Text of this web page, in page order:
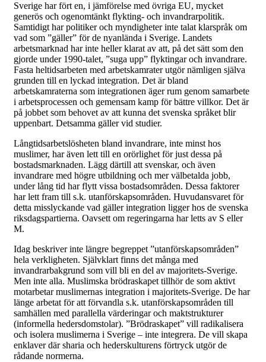
Sverige har fört en, i jämförelse med övriga EU, mycket
generös och ogenomtänkt flykting- och invandrarpolitik.
Samtidigt har politiker och myndigheter inte talat klarspråk om
vad som ”gäller” för de nyanlända i Sverige. Landets
arbetsmarknad har inte heller klarat av att, på det sätt som den
gjorde under 1990-talet, ”suga upp” flyktingar och invandrare.
Fasta heltidsarbeten med arbetskamrater utgör nämligen själva
grunden till en lyckad integration. Det är bland
arbetskamraterna som integrationen äger rum genom samarbete
i arbetsprocessen och gemensam kamp för bättre villkor. Det är
på jobbet som behovet av att kunna det svenska språket blir
uppenbart. Detsamma gäller vid studier.
Långtidsarbetslösheten bland invandrare, inte minst hos
muslimer, har även lett till en orörlighet för just dessa på
bostadsmarknaden. Lägg därtill att svenskar, och även
invandrare med högre utbildning och mer välbetalda jobb,
under lång tid har flytt vissa bostadsområden. Dessa faktorer
har lett fram till s.k. utanförskapsområden. Huvudansvaret för
detta misslyckande vad gäller integration ligger hos de svenska
riksdagspartierna. Oavsett om regeringarna har letts av S eller
M.
Idag beskriver inte längre begreppet ”utanförskapsområden”
hela verkligheten. Självklart finns det många med
invandrarbakgrund som vill bli en del av majoritets-Sverige.
Men inte alla. Muslimska brödraskapet tillhör de som aktivt
motarbetar muslimernas integration i majoritets-Sverige. De har
länge arbetat för att förvandla s.k. utanförskapsområden till
samhällen med parallella värderingar och maktstrukturer
(informella hedersdomstolar). ”Brödraskapet” vill radikalisera
och isolera muslimerna i Sverige – inte integrera. De vill skapa
enklaver där sharia och hederskulturens förtryck utgör de
rådande normerna.